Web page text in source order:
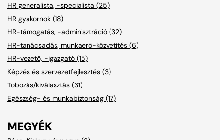
HR generalista, -specialista (25)
HR gyakornok (18)
HR-támogatás, -adminisztráció (32)
HR-tanácsadás, munkaerő-közvetítés (6)
HR-vezető, -igazgató (15)
Képzés és szervezetfejlesztés (3)
Tobozás/kiválasztás (31)
Egészség- és munkabiztonság (17)
MEGYÉK